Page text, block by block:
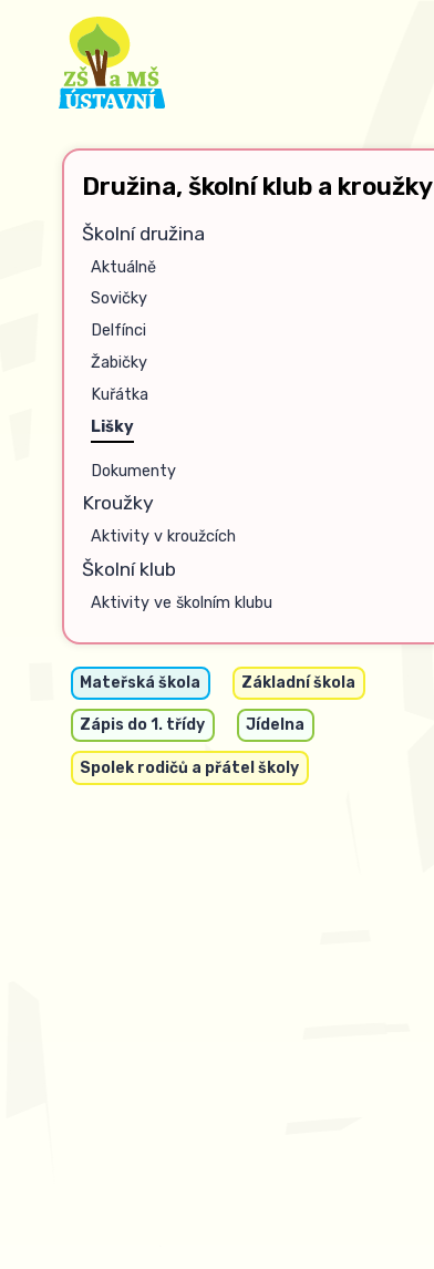
Družina, školní klub a kroužky
Školní družina
Aktuálně
Sovičky
Delfínci
Žabičky
Kuřátka
Lišky
Dokumenty
Kroužky
Aktivity v kroužcích
Školní klub
Aktivity ve školním klubu
Mateřská škola Základní škola
Zápis do 1. třídy Jídelna
Spolek rodičů a přátel školy